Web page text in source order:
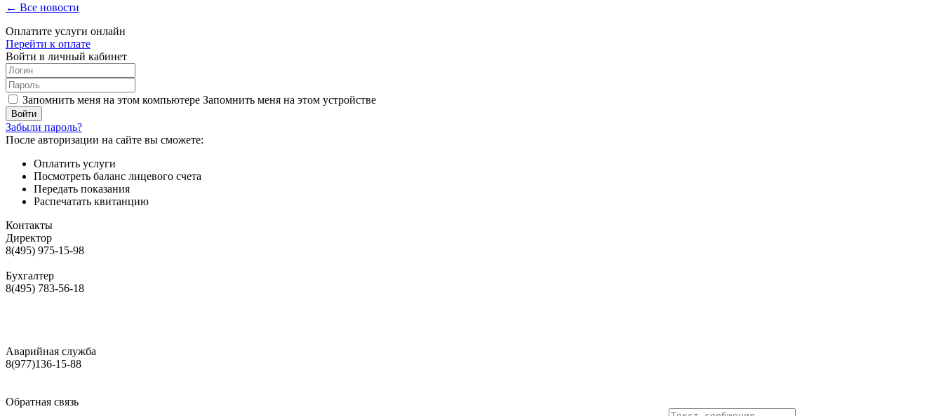
← Все новости
Оплатите услуги онлайн
Перейти к оплате
Войти в личный кабинет
Запомнить меня на этом компьютере Запомнить меня на этом устройстве
Забыли пароль?
После авторизации на сайте вы сможете:
Оплатить услуги
Посмотреть баланс лицевого счета
Передать показания
Распечатать квитанцию
Контакты
Директор
8(495) 975-15-98
Бухгалтер
8(495) 783-56-18
Аварийная служба
8(977)136-15-88
Обратная связь